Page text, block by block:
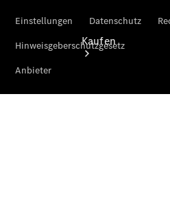
Kaufen